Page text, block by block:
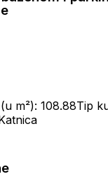
m²): 108.88Tip